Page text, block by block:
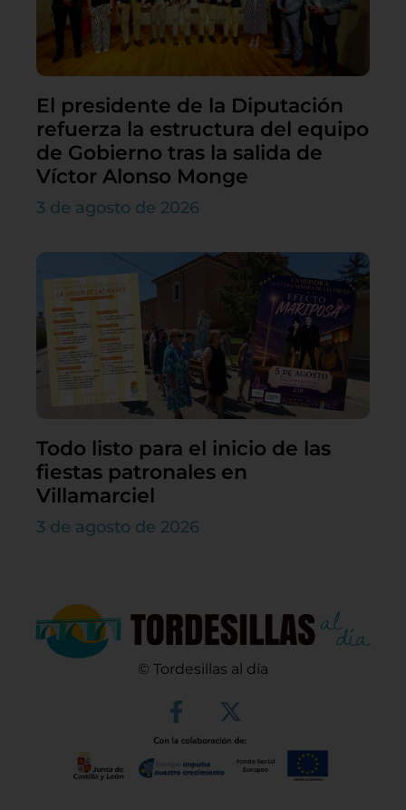
El presidente de la Diputación
refuerza la estructura del equipo
de Gobierno tras la salida de
Víctor Alonso Monge
3 de agosto de 2026
Todo listo para el inicio de las
fiestas patronales en
Villamarciel
3 de agosto de 2026
© Tordesillas al día